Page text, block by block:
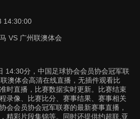
14:30:00
VS 广州联澳体会
14:30分，中国足球协会会员协会冠军联
澳体会高清在线直播，无插件观看比
时直播，比赛数据实时更新。比赛结束
录像、比赛比分、赛事结果、赛事相关
会会员协会冠军联赛的最新赛事直播，
精彩片段集锦等。同时还提供约超联,亚